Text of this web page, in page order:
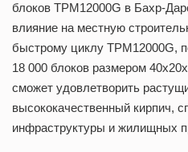
блоков TPM12000G в Бахр-
влияние на местную
быстрому циклу TPM12000G,
18 000 блоков размером
сможет удовлетворить
высококачественный кирпич,
инфраструктуры и жилищных